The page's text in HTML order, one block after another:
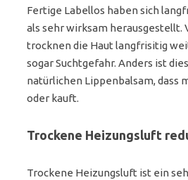
Fertige Labellos haben sich
als sehr wirksam herausgestellt.
trocknen die Haut langfrisitig
sogar Suchtgefahr. Anders ist
natürlichen Lippenbalsam, dass
oder kauft.
Trockene Heizungsluft
Trockene Heizungsluft ist ein